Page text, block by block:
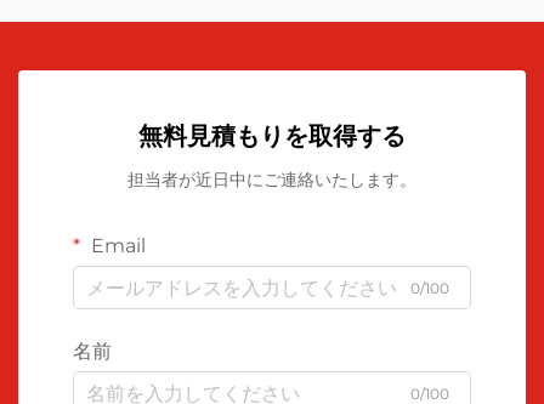
無料見積もりを取得する
担当者が近日中にご連絡いたします。
Email
0/100
名前
0/100